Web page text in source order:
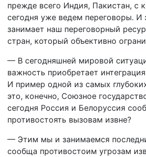
прежде всего Индия, Пакистан, с
сегодня уже ведем переговоры. И
занимает наш переговорный
стран, который объективно
— В сегодняшней мировой
важность приобретает
И пример одной из самых
это, конечно, Союзное
сегодня Россия и Белоруссия
противостоять вызовам извне?
— Этим мы и занимаемся
сообща противостоим угрозам